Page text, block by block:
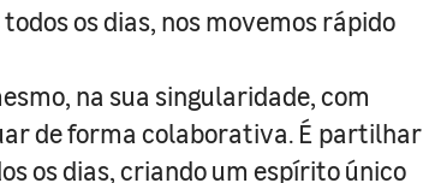
os dias, nos movemos rápido
na sua singularidade, com
de forma colaborativa. É partilhar
os dias, criando um espírito único